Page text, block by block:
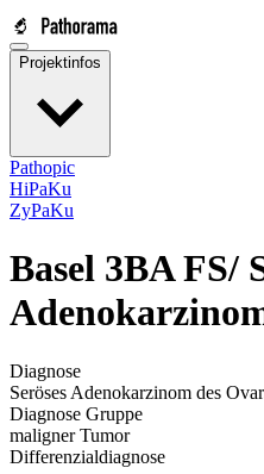
Projektinfos
Pathopic
HiPaKu
ZyPaKu
Basel 3BA FS/
Diagnose
Seröses Adenokarzinom des
Diagnose Gruppe
maligner Tumor
Differenzialdiagnose